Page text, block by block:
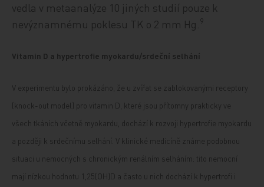
vedla v metaanalýze 10 jiných studií pouze k
nevýznamnému poklesu TK o 2 mm Hg. 9
Vitamin D a hypertrofie myokardu/srdeční selhání
V experimentu bylo prokázáno, že u zvířat se zablokovanými receptory
(knock-out model) pro vitamin D, které jsou přítomny prakticky ve
všech tkáních včetně myokardu, dochází k rozvoji hypertrofie myokardu
a později k srdečnímu selhání. V klinické medicíně známe podobnou
situaci u nemocných s chronickým renálním selháním: tito nemocní
mají nízkou hodnotu 1,25(OH)D a často u nich dochází k hypertrofi i